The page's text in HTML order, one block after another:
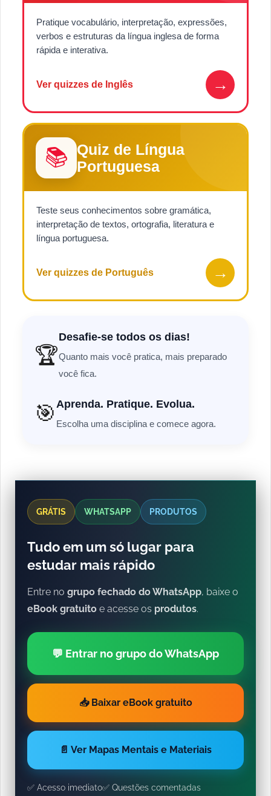
Pratique vocabulário, interpretação, expressões,
verbos e estruturas da língua inglesa de forma
rápida e interativa.
Ver quizzes de Inglês →
📚
Quiz de Língua
Portuguesa
Teste seus conhecimentos sobre gramática,
interpretação de textos, ortografia, literatura e
língua portuguesa.
Ver quizzes de Português →
🏆
Desafie-se todos os dias!
Quanto mais você pratica, mais preparado
você fica.
🎯 Aprenda. Pratique. Evolua.
Escolha uma disciplina e comece agora.
GRÁTIS WHATSAPP PRODUTOS
Tudo em um só lugar para
estudar mais rápido
Entre no grupo fechado do WhatsApp, baixe o
eBook gratuito e acesse os produtos.
💬 Entrar no grupo do WhatsApp
📥 Baixar eBook gratuito
📄 Ver Mapas Mentais e Materiais
✅ Acesso imediato✅ Questões comentadas